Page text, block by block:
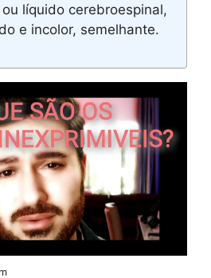
líquido cerebroespinal,
e incolor, semelhante.